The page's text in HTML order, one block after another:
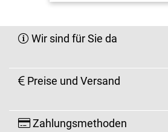
Wir sind für Sie da
Preise und Versand
Zahlungsmethoden